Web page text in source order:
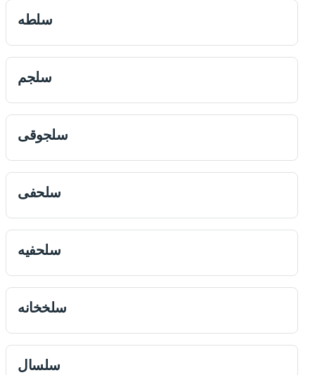
سلطه
سلجم
سلجوقى
سلحفی
سلحفيه
سلخخانه
سلسال